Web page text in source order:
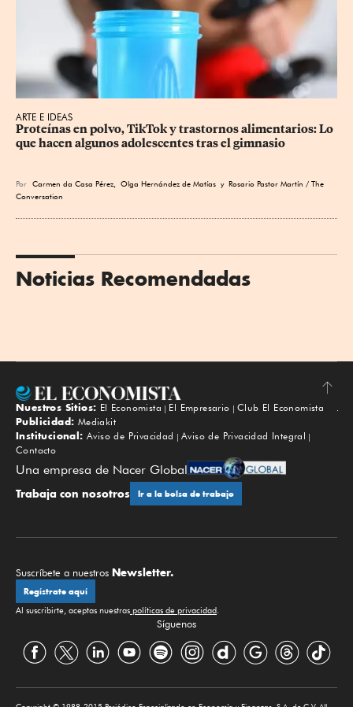
ARTE E IDEAS
Proteínas en polvo, TikTok y trastornos alimentarios: Lo
que hacen algunos adolescentes tras el gimnasio
Por Carmen da Casa Pérez Olga Hernández de Matías y Rosario Pastor Martín / The
Conversation
Noticias Recomendadas
Subir
Nuestros Sitios: El Economista El Empresario
Club El Economista
Publicidad: Mediakit
Institucional: Aviso de Privacidad
Aviso de Privacidad Integral
Contacto
Una empresa de Nacer Global
Trabaja con nosotros Ir a la bolsa de trabajo
Suscríbete a nuestros Newsletter.
Regístrate aquí
Al suscribirte, aceptas nuestras políticas de privacidad.
Síguenos